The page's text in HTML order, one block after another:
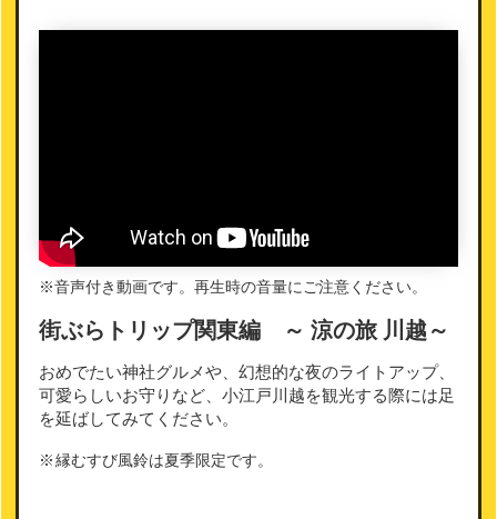
※音声付き動画です。再生時の音量にご注意ください。
街ぶらトリップ関東編 ～ 涼の旅 川越～
おめでたい神社グルメや、幻想的な夜のライトアップ、
可愛らしいお守りなど、小江戸川越を観光する際には足
を延ばしてみてください。
縁むすび風鈴は夏季限定です。